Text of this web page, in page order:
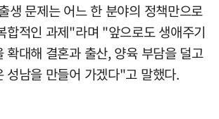
생 문제는 어느 한 분야의 정책만으로
합적인 과제"라며 "앞으로도 생애주기
확대해 결혼과 출산, 양육 부담을 덜고
성남을 만들어 가겠다"고 말했다.